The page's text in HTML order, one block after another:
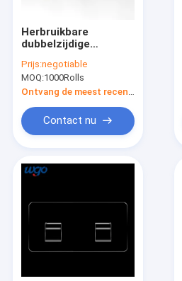
Herbruikbare
dubbelzijdige
Prijs:negotiable
MOQ:1000Rolls
Contact nu